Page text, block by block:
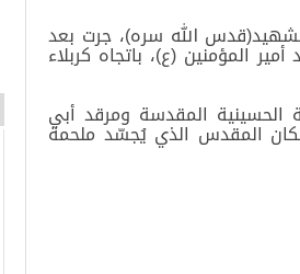
الله سره)، جرت بعد
المؤمنين (ع)، باتجاه كربلاء
الحسينية المقدسة ومرقد أبي
المقدس الذي يُجسّد ملحمة